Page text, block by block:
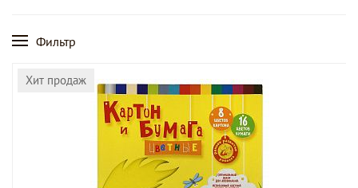
Фильтр
Хит продаж